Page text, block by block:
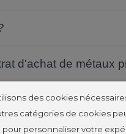
d'achat de métaux
des cookies
catégories de cookies
pour personnaliser votre